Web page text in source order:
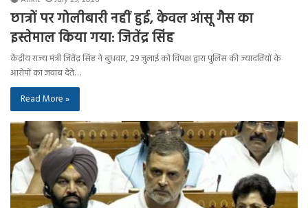
छात्रों पर गोलीबारी नहीं हुई, केवल आंसू गैस का
इस्तेमाल किया गया: जितेंद्र सिंह
केंद्रीय राज्य मंत्री जितेंद्र सिंह ने बुधवार, 29 जुलाई को विपक्ष द्वारा पुलिस की ज्यादतियों के
आरोपों का जवाब देते…
Read More »